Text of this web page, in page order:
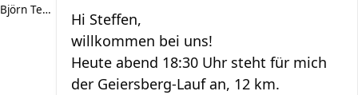
Björn Tepper
Hi Steffen,
willkommen bei uns!
Heute abend 18:30 Uhr steht für mich
der Geiersberg-Lauf an, 12 km.